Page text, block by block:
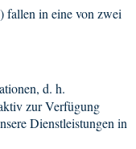
fallen in eine von zwei
d. h.
zur Verfügung
Dienstleistungen in